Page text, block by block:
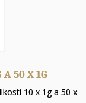
A 50 X 1G
10 x 1g a 50 x